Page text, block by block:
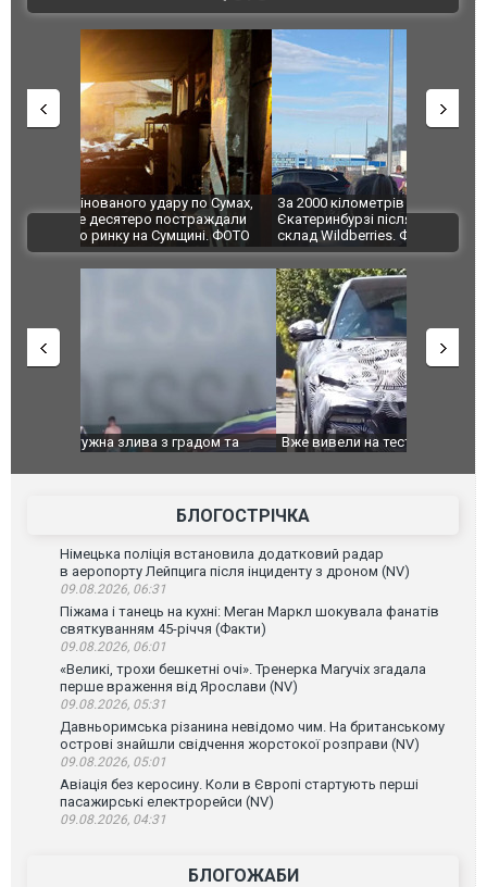
За 2000 кілометрів від кордону з Україною: в
Єкатеринбурзі після атаки дронів загорівся
склад Wildberries. ФОТО. ВІДЕО
"Мої
ВІДЕО
Вже вивели на тести: Ferrari готує оновлення
Вийшов
фільму
БЛОГОСТРІЧКА
Німецька поліція встановила додатковий радар
в аеропорту Лейпцига після інциденту з дроном (NV)
09.08.2026, 06:31
Піжама і танець на кухні: Меган Маркл шокувала фанатів
святкуванням 45-річчя (Факти)
09.08.2026, 06:01
«Великі, трохи бешкетні очі». Тренерка Магучіх згадала
перше враження від Ярослави (NV)
09.08.2026, 05:31
Давньоримська різанина невідомо чим. На британському
острові знайшли свідчення жорстокої розправи (NV)
09.08.2026, 05:01
Авіація без керосину. Коли в Європі стартують перші
пасажирські електрорейси (NV)
09.08.2026, 04:31
БЛОГОЖАБИ